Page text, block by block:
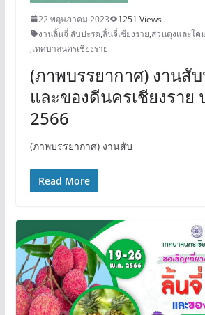
22 พฤษภาคม 2023
1251 Views
งานลิ้นจี่ สับปะรด,ลิ้นจี่เชียงราย,สวนตุงและโค
,เทศบาลนครเชียงราย
(ภาพบรรยากาศ) งานสั
และของดีนครเชียงราย
2566
(ภาพบรรยากาศ) งานสับ
Read More